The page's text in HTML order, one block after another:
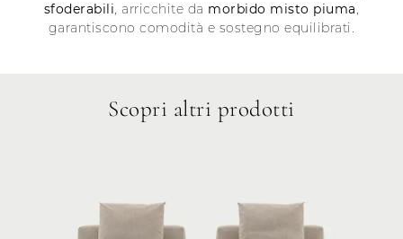
sfoderabili, arricchite da morbido misto piuma,
garantiscono comodità e sostegno equilibrati.
Scopri altri prodotti